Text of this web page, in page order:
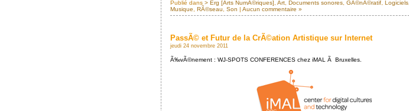
Publié dans > Erg [Arts NumÃ©riques] Art Documents sonores GÃ©nÃ©ratif Logiciels
Musique
RÃ©seau Son | Aucun commentaire »
PassÃ© et Futur de la CrÃ©ation Artistique sur Internet
jeudi 24 novembre 2011
Ã‰vÃ©nement : WJ-SPOTS CONFERENCES chez iMAL Ã Bruxelles.